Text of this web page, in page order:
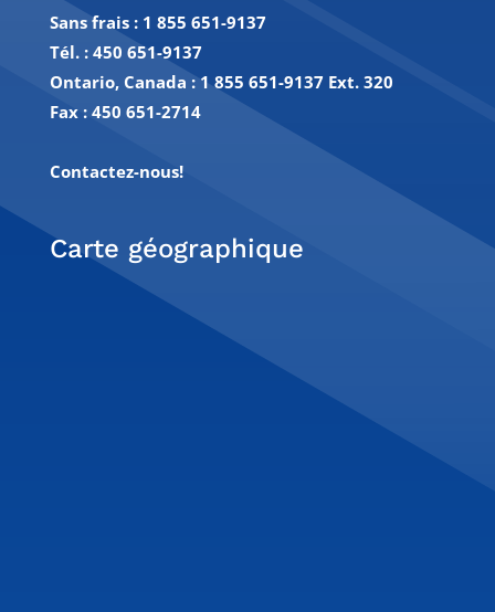
Sans frais : 1 855 651-9137
Tél. : 450 651-9137
Ontario, Canada : 1 855 651-9137 Ext. 320
Fax : 450 651-2714
Contactez-nous!
Carte géographique